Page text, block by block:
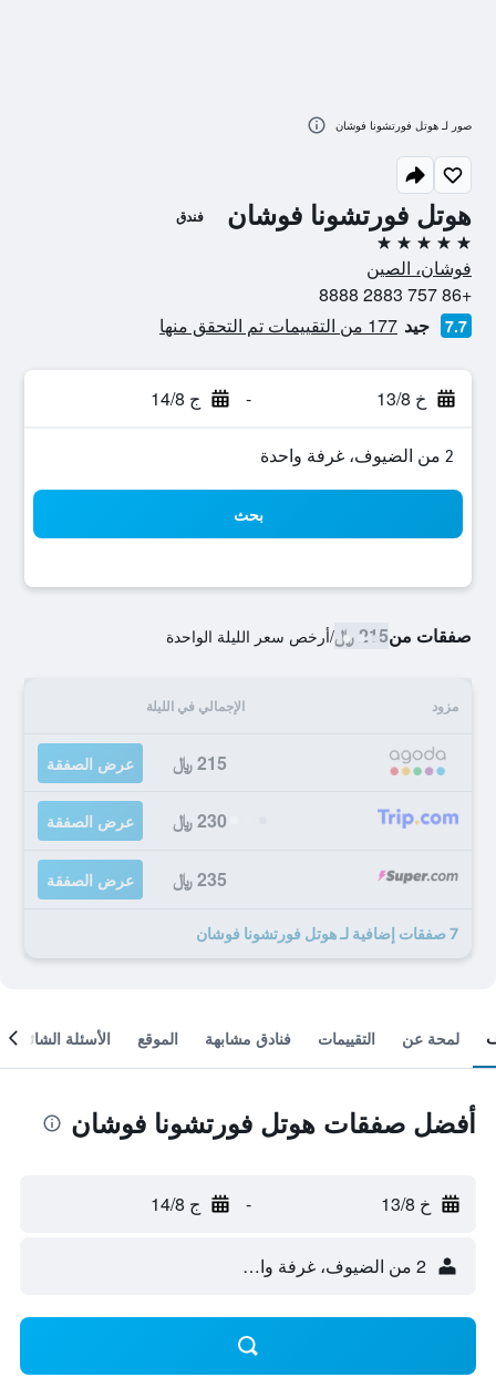
هوتل فورتشونا فوشان فندق
5 نجوم
فوشان، الصين
+86 757 2883 8888
7.7 جيد 177 من التقييمات تم التحقق منها
خ 13/8 - ج 14/8
2 من الضيوف، غرفة واحدة
بحث
صفقات من215 ﷼ /أرخص سعر الليلة الواحدة
مزود الإجمالي في الليلة
215 ﷼ عرض الصفقة
230 ﷼ عرض الصفقة
235 ﷼ عرض الصفقة
7 صفقات إضافية لـ هوتل فورتشونا فوشان
صور لـ هوتل فورتشونا فوشان
لمحة عن التقييمات فنادق مشابهة الموقع الأسئلة الشائعة
أفضل صفقات هوتل فورتشونا فوشان
خ 13/8 - ج 14/8
2 من الضيوف، غرفة واحدة